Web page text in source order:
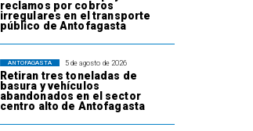
reclamos por cobros
irregulares en el transporte
público de Antofagasta
5 de agosto de 2026
Retiran tres toneladas de
basura y vehículos
abandonados en el sector
centro alto de Antofagasta
ANTOFAGASTA